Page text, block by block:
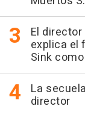
El
explica el
Sink
La
director